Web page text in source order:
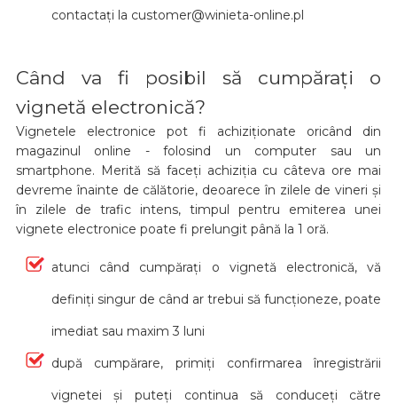
contactați la customer@winieta-online.pl
Când va fi posibil să cumpărați o
vignetă electronică?
Vignetele electronice pot fi achiziționate oricând din
magazinul online - folosind un computer sau un
smartphone. Merită să faceți achiziția cu câteva ore mai
devreme înainte de călătorie, deoarece în zilele de vineri și
în zilele de trafic intens, timpul pentru emiterea unei
vignete electronice poate fi prelungit până la 1 oră.
atunci când cumpărați o vignetă electronică, vă
definiți singur de când ar trebui să funcționeze, poate
imediat sau maxim 3 luni
după cumpărare, primiți confirmarea înregistrării
vignetei și puteți continua să conduceți către